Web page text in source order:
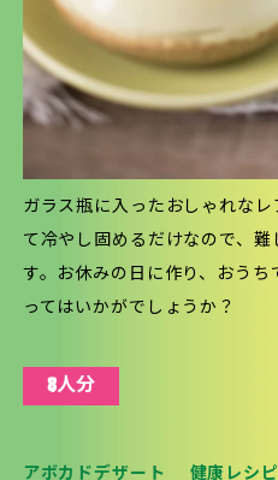
ガラス瓶に入ったおしゃれな
て冷やし固めるだけなので、
す。お休みの日に作り、おう
ってはいかがでしょうか？
8人分
アボカドデザート 健康レシピ